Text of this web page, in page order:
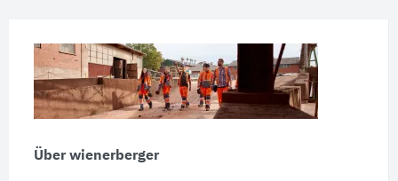
Über wienerberger